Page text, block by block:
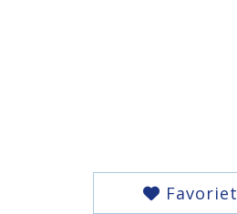
Favoriet